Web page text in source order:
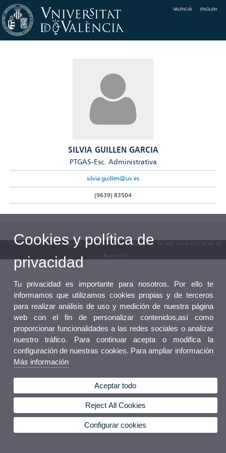
VALENCIÀ ENGLISH
SILVIA GUILLEN GARCIA
PTGAS-Esc. Administrativa
silvia.guillen@uv.es
(9639) 83504
© 2026 UV. - Av. Blasco Ibáñez, 13. 46010 València. Espanya. Tel. UV: (+34) 963 86 41 00
Buzón UV
Cookies y política de
privacidad
Tu privacidad es importante para nosotros. Por ello te
informamos que utilizamos cookies propias y de terceros
para realizar análisis de uso y medición de nuestra página
web con el fin de personalizar contenidos,así como
proporcionar funcionalidades a las redes sociales o analizar
nuestro tráfico. Para continuar acepta o modifica la
configuración de nuestras cookies. Para ampliar información
Más información
Aceptar todo
Reject All Cookies
Configurar cookies